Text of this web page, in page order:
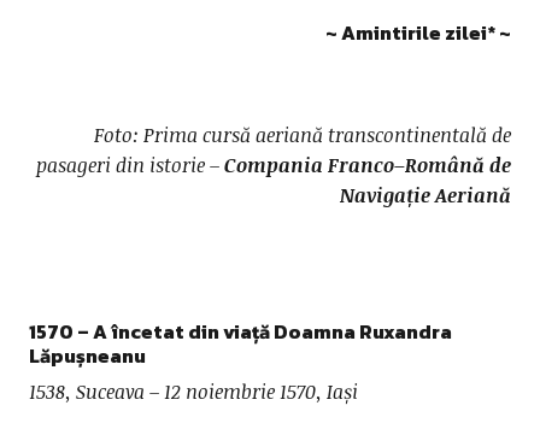
~ Amintirile zilei*~
Foto: Prima cursă aeriană transcontinentală de
pasageri din istorie –Compania Franco–Română de
Navigație Aeriană
1570 – A încetat din viață Doamna Ruxandra
Lăpușneanu
1538, Suceava – 12 noiembrie 1570, Iași